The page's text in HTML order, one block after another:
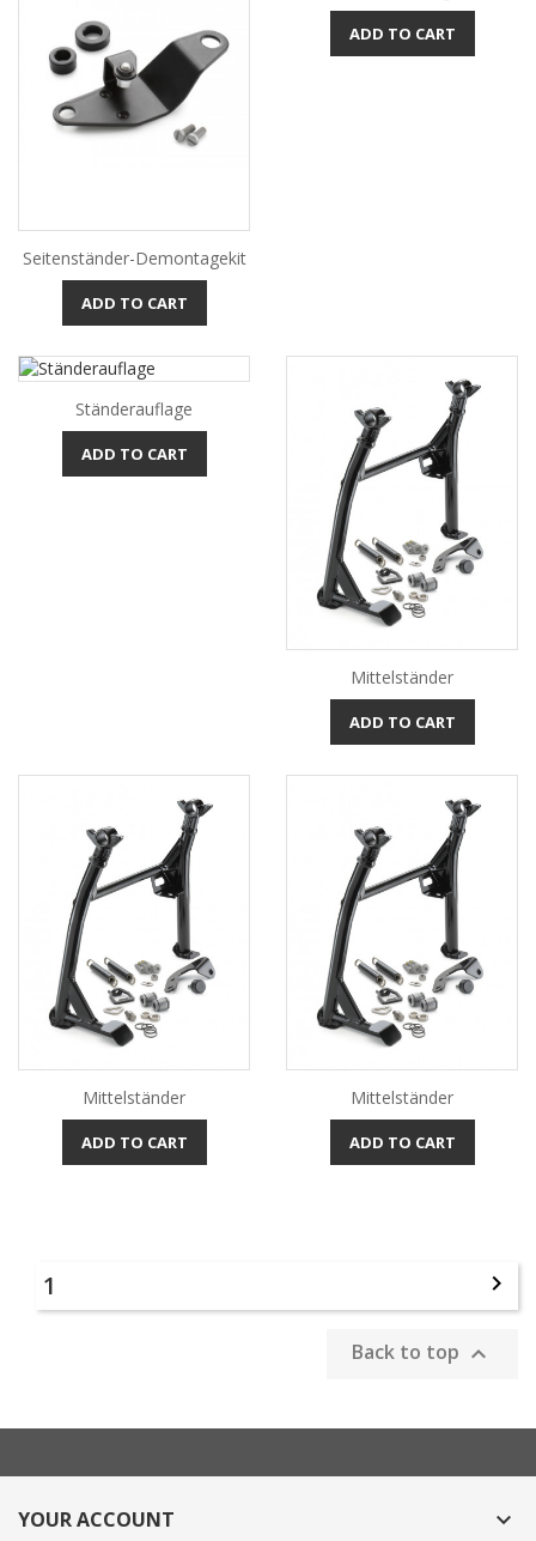
Seitenständer-Demontagekit
ADD TO CART
ADD TO CART
Ständerauflage
ADD TO CART
Mittelständer
ADD TO CART
Mittelständer
ADD TO CART
Mittelständer
ADD TO CART
1 
Back to top 
YOUR ACCOUNT 